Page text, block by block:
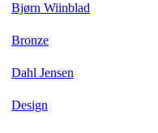
Bjørn Wiinblad
Bronze
Dahl Jensen
Design